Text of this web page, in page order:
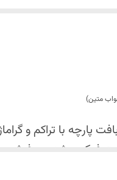
می باشد فقط
آبی) استفاده نشود.
متین)
پارچه با تراکم و گراماژ
فیکس شدن روفرشی